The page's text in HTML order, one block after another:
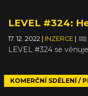
LEVEL #324:
17. 12. 2022 INZERCE
LEVEL #324 se
KOMERČNÍ SDĚLENÍ /